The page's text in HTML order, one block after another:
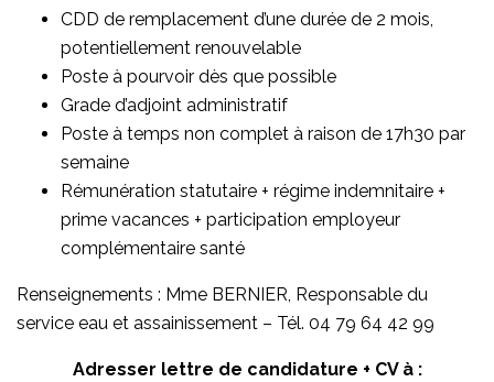
CDD de remplacement d’une durée de 2 mois,
potentiellement renouvelable
Poste à pourvoir dès que possible
Grade d’adjoint administratif
Poste à temps non complet à raison de 17h30 par
semaine
Rémunération statutaire + régime indemnitaire +
prime vacances + participation employeur
complémentaire santé
Renseignements : Mme BERNIER, Responsable du
service eau et assainissement – Tél. 04 79 64 42 99
Adresser lettre de candidature + CV à :